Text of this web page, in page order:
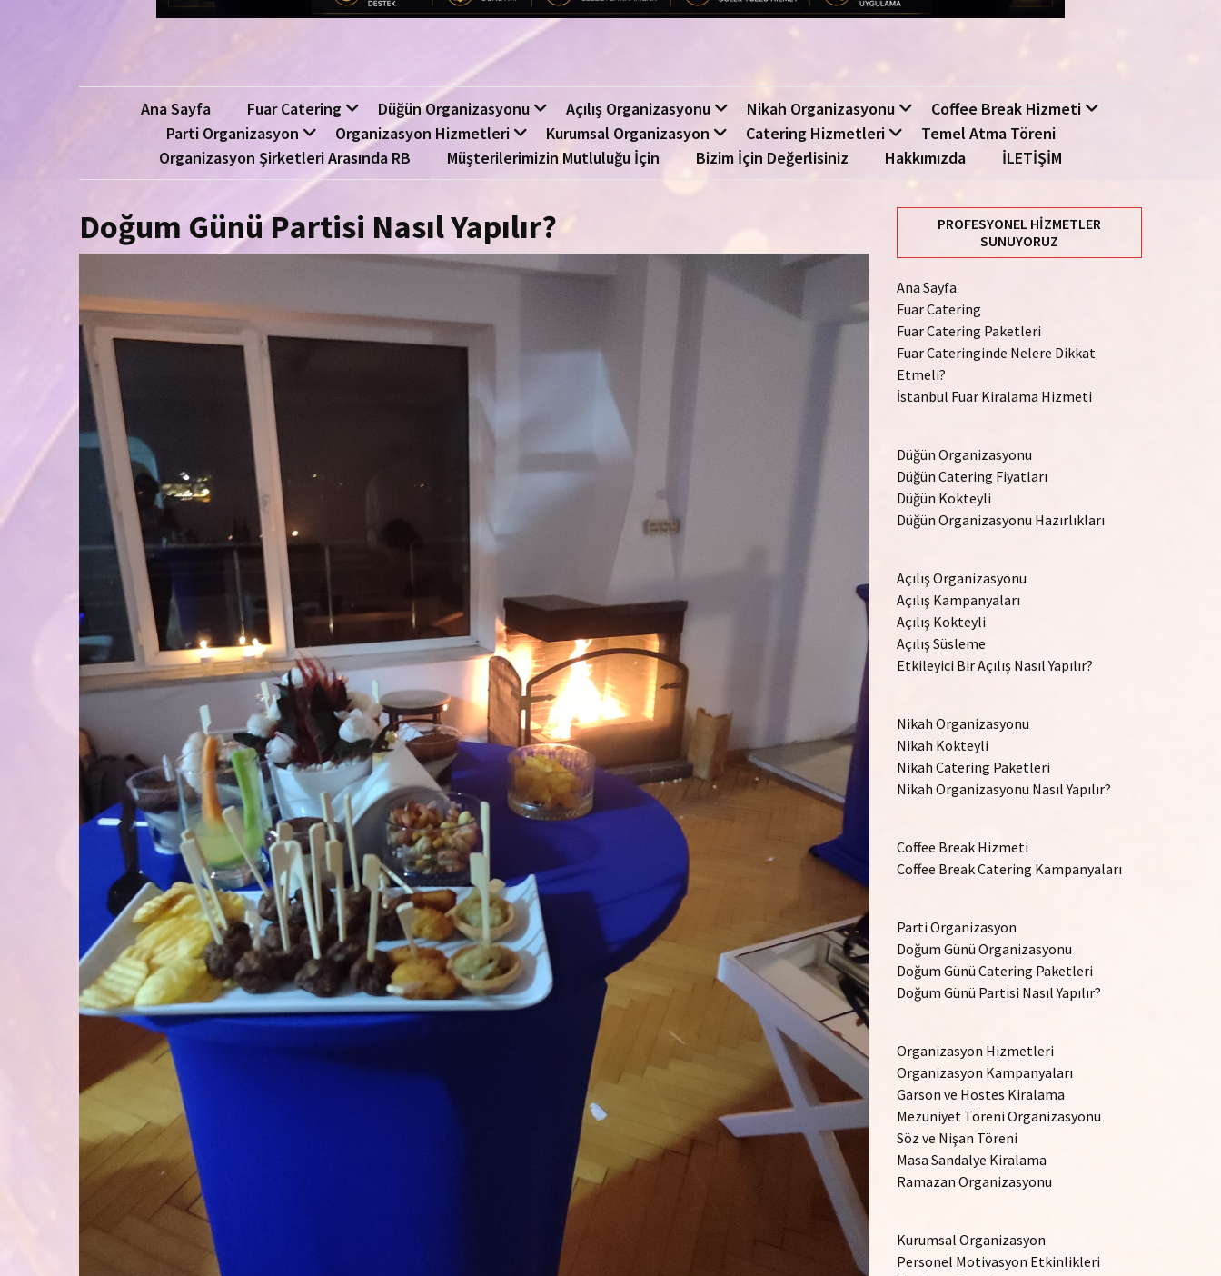
Ana Sayfa Fuar Catering Düğün Organizasyonu Açılış Organizasyonu Nikah Organizasyonu
Coffee Break Hizmeti
Parti Organizasyon
Organizasyon Hizmetleri Kurumsal Organizasyon Catering Hizmetleri
Temel Atma Töreni
Organizasyon Şirketleri Arasında RB
Müşterilerimizin Mutluluğu İçin Bizim İçin Değerlisiniz Hakkımızda İLETİŞİM
Doğum Günü Partisi Nasıl Yapılır?
PROFESYONEL HIZMETLER
SUNUYORUZ
Ana Sayfa
Fuar Catering
Fuar Catering Paketleri
Fuar Cateringinde Nelere Dikkat
Etmeli?
İstanbul Fuar Kiralama Hizmeti
Düğün Organizasyonu
Düğün Catering Fiyatları
Düğün Kokteyli
Düğün Organizasyonu Hazırlıkları
Açılış Organizasyonu
Açılış Kampanyaları
Açılış Kokteyli
Açılış Süsleme
Etkileyici Bir Açılış Nasıl Yapılır?
Nikah Organizasyonu
Nikah Kokteyli
Nikah Catering Paketleri
Nikah Organizasyonu Nasıl Yapılır?
Coffee Break Hizmeti
Coffee Break Catering Kampanyaları
Parti Organizasyon
Doğum Günü Organizasyonu
Doğum Günü Catering Paketleri
Doğum Günü Partisi Nasıl Yapılır?
Organizasyon Hizmetleri
Organizasyon Kampanyaları
Garson ve Hostes Kiralama
Mezuniyet Töreni Organizasyonu
Söz ve Nişan Töreni
Masa Sandalye Kiralama
Ramazan Organizasyonu
Kurumsal Organizasyon
Personel Motivasyon Etkinlikleri